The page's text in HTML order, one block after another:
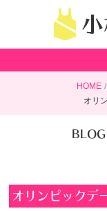
HOME
オリ
BLOG
オリンピックデ